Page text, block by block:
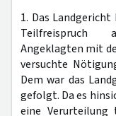
1. Das
Teilfreispruch
Angeklagten mit
versuchte
Dem war das
gefolgt. Da es
eine Verurteilung